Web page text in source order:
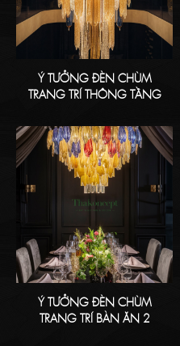
Ý TƯỞNG ĐÈN CHÙM
TRANG TRÍ THÔNG TẦNG
Ý TƯỞNG ĐÈN CHÙM
TRANG TRÍ BÀN ĂN 2